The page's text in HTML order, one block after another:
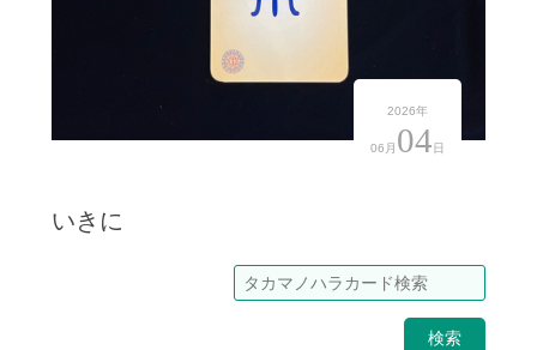
2026年
06月 04 日
いきに
検索